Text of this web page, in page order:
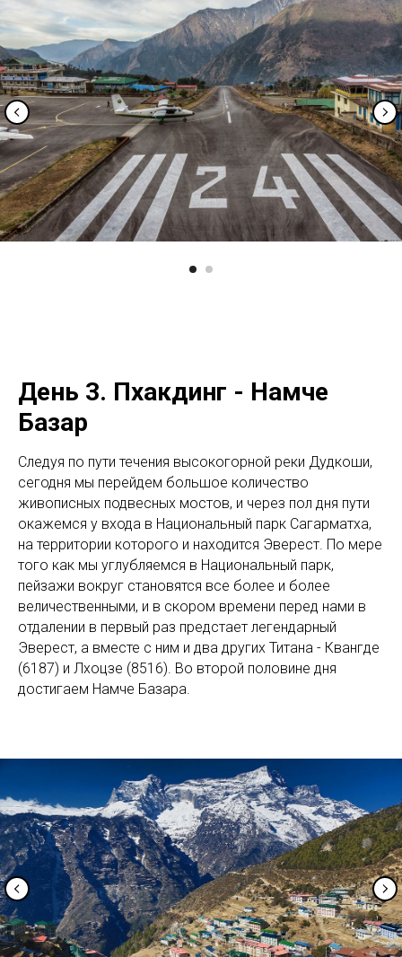
День 3. Пхакдинг - Намче
Базар
Следуя по пути течения высокогорной реки Дудкоши,
сегодня мы перейдем большое количество
живописных подвесных мостов, и через пол дня пути
окажемся у входа в Национальный парк Сагарматха,
на территории которого и находится Эверест. По мере
того как мы углубляемся в Национальный парк,
пейзажи вокруг становятся все более и более
величественными, и в скором времени перед нами в
отдалении в первый раз предстает легендарный
Эверест, а вместе с ним и два других Титана - Квангде
(6187) и Лхоцзе (8516). Во второй половине дня
достигаем Намче Базара.